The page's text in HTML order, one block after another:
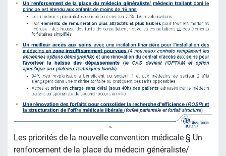
Les priorités de la nouvelle convention médicale § Un
renforcement de la place du médecin généraliste/